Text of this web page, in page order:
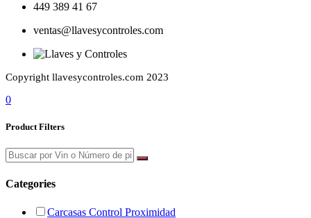
449 389 41 67
ventas@llavesycontroles.com
Copyright llavesycontroles.com 2023
0
Product Filters
Categories
Carcasas Control Proximidad